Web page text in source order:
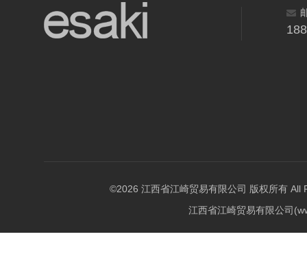
©2026 江西省江崎贸易有限公司 版权所有 All
江西省江崎贸易有限公司